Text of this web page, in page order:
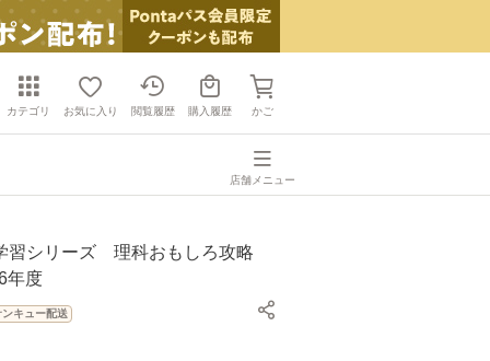
カテゴリ お気に入り 閲覧履歴 購入履歴 かご
店舗メニュー
習シリーズ 理科おもしろ攻略
年度
ンキュー配送